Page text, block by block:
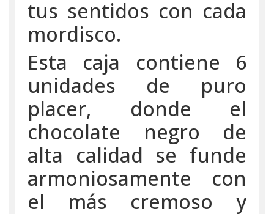
tus sentidos con cada
mordisco.
Esta caja contiene 6
unidades de puro
placer, donde el
chocolate negro de
alta calidad se funde
armoniosamente con
el más cremoso y